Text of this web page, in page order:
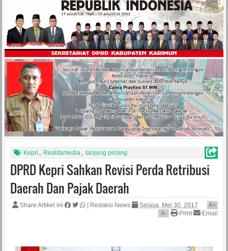
Kepri , Realitamedia , tanjung pinang
DPRD Kepri Sahkan Revisi Perda Retribusi
Daerah Dan Pajak Daerah
Share Artikel ini Redaksi News Selasa, Mei 30, 2017 A+
A- Print Email